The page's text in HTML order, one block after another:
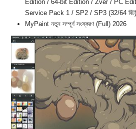
Edition / 64-bit Edition / Zver / PC
Service Pack 1 / SP2 / SP3 (32/64
MyPaint নতুন সম্পূর্ণ সংস্করণ (Full) 2026